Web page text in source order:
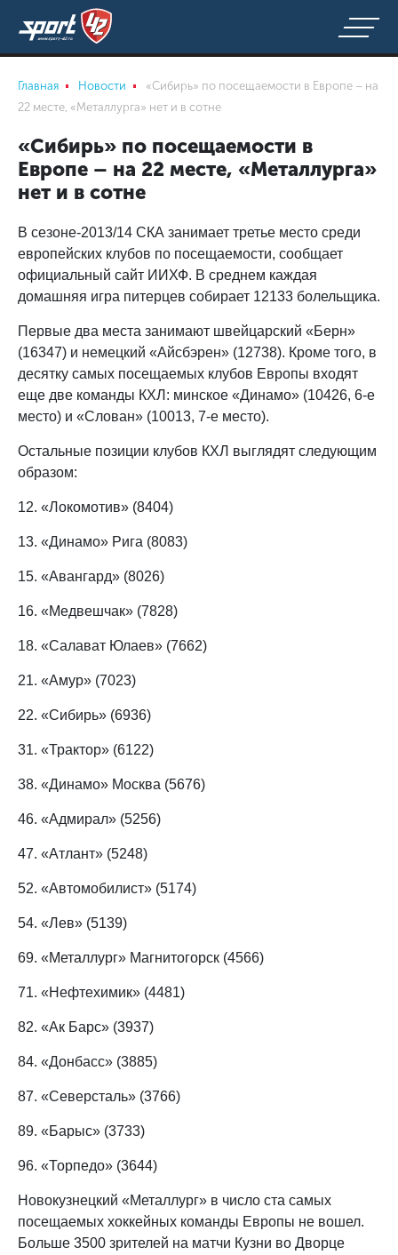
Главная Новости
«Сибирь» по посещаемости в Европе – на
22 месте, «Металлурга» нет и в сотне
«Сибирь» по посещаемости в
Европе – на 22 месте, «Металлурга»
нет и в сотне
В сезоне-2013/14 СКА занимает третье место среди
европейских клубов по посещаемости, сообщает
официальный сайт ИИХФ. В среднем каждая
домашняя игра питерцев собирает 12133 болельщика.
Первые два места занимают швейцарский «Берн»
(16347) и немецкий «Айсбэрен» (12738). Кроме того, в
десятку самых посещаемых клубов Европы входят
еще две команды КХЛ: минское «Динамо» (10426, 6-е
место) и «Слован» (10013, 7-е место).
Остальные позиции клубов КХЛ выглядят следующим
образом:
12. «Локомотив» (8404)
13. «Динамо» Рига (8083)
15. «Авангард» (8026)
16. «Медвешчак» (7828)
18. «Салават Юлаев» (7662)
21. «Амур» (7023)
22. «Сибирь» (6936)
31. «Трактор» (6122)
38. «Динамо» Москва (5676)
46. «Адмирал» (5256)
47. «Атлант» (5248)
52. «Автомобилист» (5174)
54. «Лев» (5139)
69. «Металлург» Магнитогорск (4566)
71. «Нефтехимик» (4481)
82. «Ак Барс» (3937)
84. «Донбасс» (3885)
87. «Северсталь» (3766)
89. «Барыс» (3733)
96. «Торпедо» (3644)
Новокузнецкий «Металлург» в число ста самых
посещаемых хоккейных команды Европы не вошел.
Больше 3500 зрителей на матчи Кузни во Дворце